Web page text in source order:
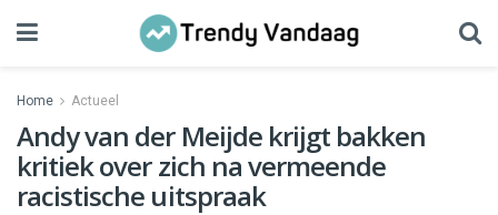
Home Actueel
Andy van der Meijde krijgt bakken
kritiek over zich na vermeende
racistische uitspraak